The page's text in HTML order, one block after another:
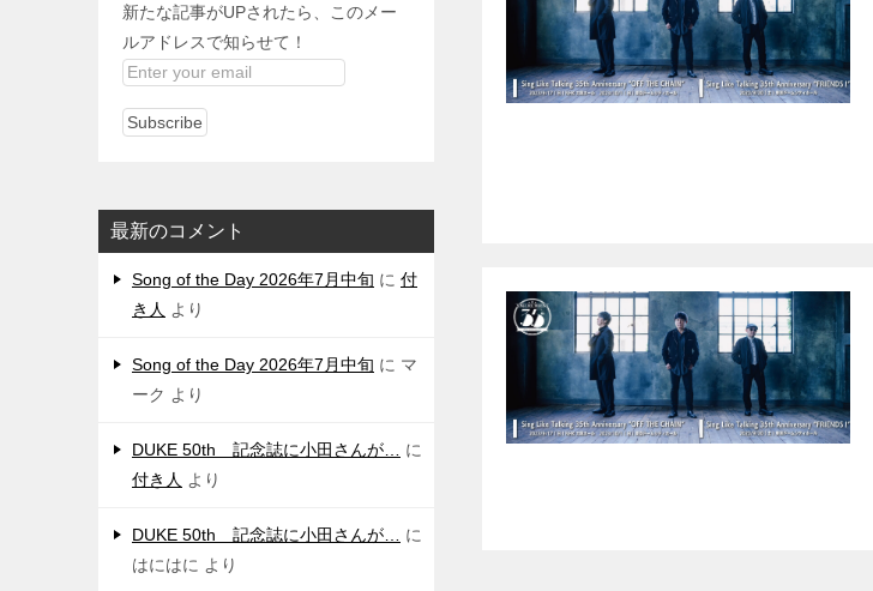
新たな記事がUPされたら、このメー
ルアドレスで知らせて！
最新のコメント
Song of the Day 2026年7月中旬 に 付
き人 より
Song of the Day 2026年7月中旬 に マ
ーク より
DUKE 50th 記念誌に小田さんが…
に
付き人 より
DUKE 50th 記念誌に小田さんが…
に
はにはに より